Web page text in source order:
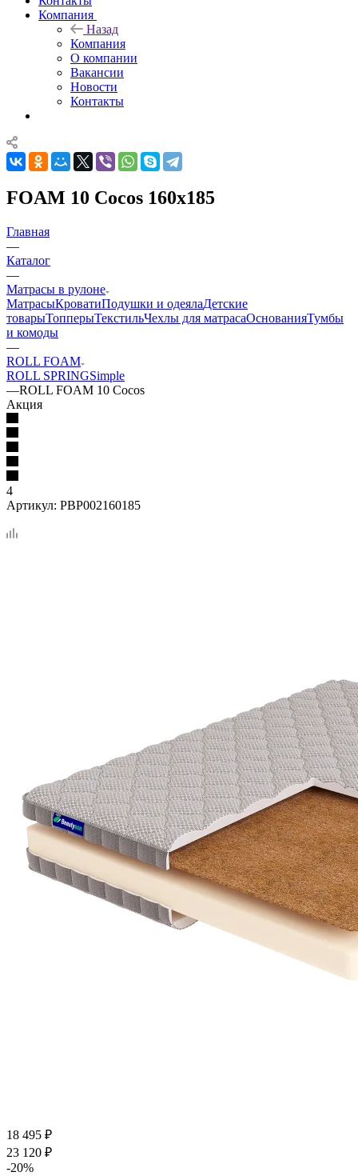
Компания
Назад
Компания
О компании
Вакансии
Новости
Контакты
FOAM 10 Cocos 160x185
Главная
—
Каталог
—
Матрасы в рулоне
МатрасыКроватиПодушки и одеялаДетские
товарыТопперыТекстильЧехлы для матрасаОснованияТумбы
и комоды
—
ROLL FOAM
ROLL SPRINGSimple
—ROLL FOAM 10 Cocos
Акция
4
Артикул: PBP002160185
18 495 ₽
23 120 ₽
-20%